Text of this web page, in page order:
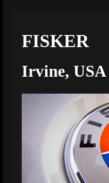
FISKER
Irvine, USA